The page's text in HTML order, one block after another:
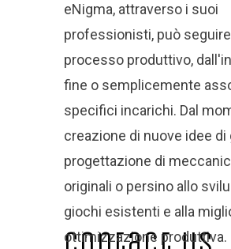
eNigma, attraverso i suoi
professionisti, può seguire
processo produttivo,
fine o semplicemente
specifici incarichi. Dal
creazione di nuove idee di
progettazione di
originali o persino allo
giochi esistenti e alla
ottimizzazione produttiva.